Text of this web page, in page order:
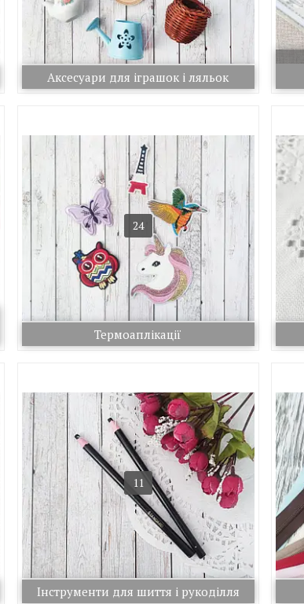
Аксесуари для іграшок і ляльок
24
Термоаплікації
11
Інструменти для шиття і рукоділля